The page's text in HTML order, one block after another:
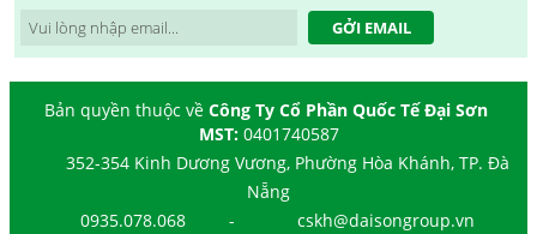
GỞI EMAIL
Bản quyền thuộc về Công Ty Cổ Phần Quốc Tế Đại Sơn
MST: 0401740587
352-354 Kinh Dương Vương, Phường Hòa Khánh, TP. Đà
Nẵng
0935.078.068
- cskh@daisongroup.vn